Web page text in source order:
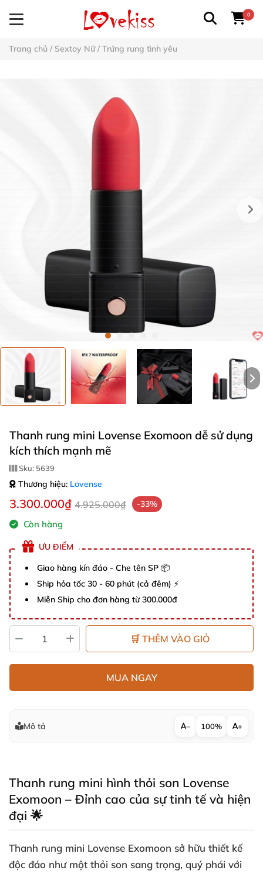
0
Trang chủ / Sextoy Nữ/ Trứng rung tình yêu
Thanh rung mini Lovense Exomoon dễ sử dụng
kích thích mạnh mẽ
Sku: 5639
Thương hiệu: Lovense
3.300.000₫ 4.925.000₫ -33%
Còn hàng
ƯU ĐIỂM
Giao hàng kín đáo - Che tên SP 📦
Ship hỏa tốc 30 - 60 phút (cả đêm) ⚡
Miễn Ship cho đơn hàng từ 300.000đ
🛒 THÊM VÀO GIỎ
MUA NGAY
Mô tả − 100% +
Thanh rung mini hình thỏi son Lovense
Exomoon – Đỉnh cao của sự tinh tế và hiện
đại 🌟
Thanh rung mini Lovense Exomoon sở hữu thiết kế
độc đáo như một thỏi son sang trọng, quý phái với